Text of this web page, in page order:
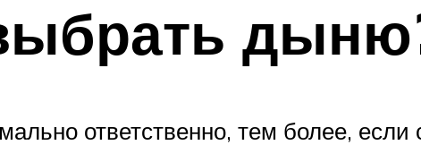
ответственно, тем более, если